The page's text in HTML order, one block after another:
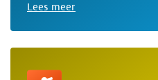
Lees meer